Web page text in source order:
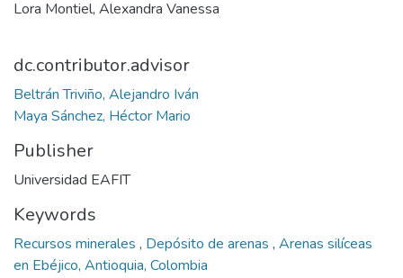
Lora Montiel, Alexandra Vanessa
dc.contributor.advisor
Beltrán Triviño, Alejandro Iván
Maya Sánchez, Héctor Mario
Publisher
Universidad EAFIT
Keywords
Recursos minerales , Depósito de arenas , Arenas silíceas
en Ebéjico, Antioquia, Colombia